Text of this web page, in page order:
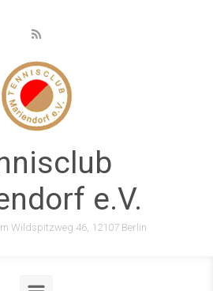
e.V.
Wildspitzweg 46, 12107 Berlin